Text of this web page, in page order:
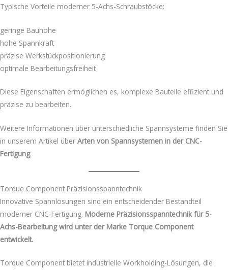
Typische Vorteile moderner 5-Achs-Schraubstöcke:
geringe Bauhöhe
hohe Spannkraft
präzise Werkstückpositionierung
optimale Bearbeitungsfreiheit
Diese Eigenschaften ermöglichen es, komplexe Bauteile effizient und
präzise zu bearbeiten.
Weitere Informationen über unterschiedliche Spannsysteme finden Sie
in unserem Artikel über Arten von Spannsystemen in der CNC-
Fertigung.
Torque Component Präzisionsspanntechnik
Innovative Spannlösungen sind ein entscheidender Bestandteil
moderner CNC-Fertigung. Moderne Präzisionsspanntechnik für 5-
Achs-Bearbeitung wird unter der Marke Torque Component
entwickelt.
Torque Component bietet industrielle Workholding-Lösungen, die